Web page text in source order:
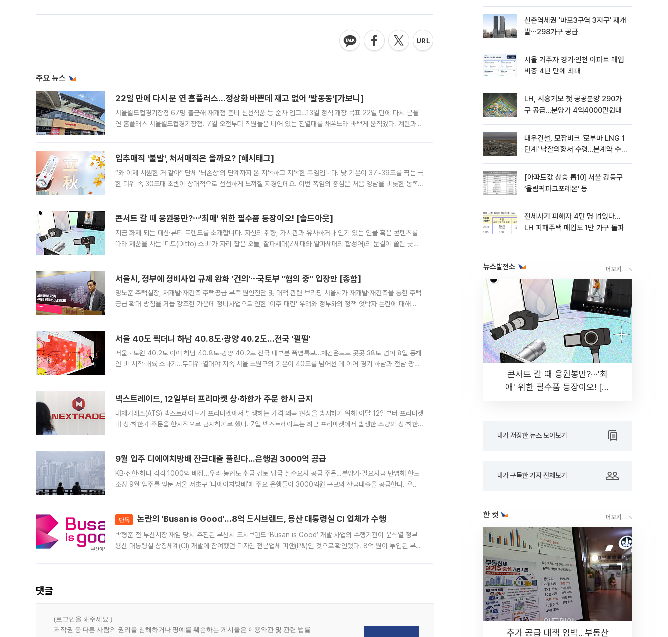
주요 뉴스
22일 만에 다시 문 연 홈플러스…정상화 바쁜데 재고 없어 ‘발동동’[가보니]
서울월드컵경기장점 67명 출근해 재개점 준비 신선식품 등 순차 입고…13일 정식 개장 목표 22일 만에 다시 문을
연 홈플러스 서울월드컵경기장점. 7일 오전부터 직원들은 비어 있는 진열대를 채우느라 바쁘게 움직였다. 계란과
입추매직 '불발', 처서매직은 올까요? [해시태그]
“와 이제 시원한 거 같아” 단체 ‘뇌손상’의 단계까지 온 지독하고 지독한 폭염입니다. 낮 기온이 37~39도를 찍는 극
한 더위 속 30도대 초반이 상대적으로 선선하게 느껴질 지경인데요. 이번 폭염의 중심은 처음 영남을 비롯한 동쪽
콘서트 갈 때 응원봉만?⋯'최애' 위한 필수품 등장이오! [솔드아웃]
지금 화제 되는 패션·뷰티 트렌드를 소개합니다. 자신의 취향, 가치관과 유사하거나 인기 있는 인물 혹은 콘텐츠를
따라 제품을 사는 '디토(Ditto) 소비'가 자리 잡은 오늘, 잘파세대(Z세대와 알파세대의 합성어)의 눈길이 쏠린 곳은
서울시, 정부에 정비사업 규제 완화 '건의'⋯국토부 "협의 중" 입장만 [종합]
명노준 주택실장, 재개발·재건축 주택공급 부족 원인진단 및 대책 관련 브리핑 서울시가 재개발·재건축을 통한 주택
공급 확대 방침을 거듭 강조한 가운데 정비사업으로 인한 '이주 대란' 우려와 정부와의 정책 엇박자 논란에 대해 정
서울 40도 찍더니 하남 40.8도·광양 40.2도…전국 '펄펄'
서울ㆍ노원 40.2도 이어 하남 40.8도·광양 40.2도 전국 대부분 폭염특보…체감온도도 곳곳 38도 넘어 8일 동해
안 비 시작·내륙 소나기…무더위·열대야 지속 서울 노원구의 기온이 40도를 넘어선 데 이어 경기 하남과 전남 광양
넥스트레이드, 12일부터 프리마켓 상·하한가 주문 한시 금지
대체거래소(ATS) 넥스트레이드가 프리마켓에서 발생하는 가격 왜곡 현상을 방지하기 위해 이달 12일부터 프리마켓
내 상·하한가 주문을 한시적으로 금지하기로 했다. 7일 넥스트레이드는 최근 프리마켓에서 발생한 소량의 상·하한
9월 입주 디에이치방배 잔금대출 풀린다…은행권 3000억 공급
KB·신한·하나 각각 1000억 배정…우리·농협도 취급 검토 당국 실수요자 공급 주문…분양가·필요자금 반영해 한도
조정 9월 입주를 앞둔 서울 서초구 ‘디에이치방배’에 주요 은행들이 3000억원 규모의 잔금대출을 공급한다. 우리
단독 논란의 'Busan is Good'…8억 도시브랜드, 용산 대통령실 CI 업체가 수행
박형준 전 부산시장 재임 당시 추진된 부산시 도시브랜드 ‘Busan is Good’ 개발 사업의 수행기관이 윤석열 정부
용산 대통령실 상징체계(CI) 개발에 참여했던 디자인 전문업체 피앤(P&)인 것으로 확인됐다. 8억 원이 투입된 부산
댓글
신촌역세권 '마포3구역 3지구' 재개
발⋯298가구 공급
서울 거주자 경기·인천 아파트 매입
비중 4년 만에 최대
LH, 시흥거모 첫 공공분양 290가
구 공급…분양가 4억4000만원대
대우건설, 모잠비크 '로부마 LNG 1
단계' 낙찰의향서 수령…본계약 수
[아파트값 상승 톱10] 서울 강동구
‘올림픽파크포레온’ 등
전세사기 피해자 4만 명 넘었다…
LH 피해주택 매입도 1만 가구 돌파
뉴스발전소
콘서트 갈 때 응원봉만?⋯'최
애' 위한 필수품 등장이오! [솔
내가 저장한 뉴스 모아보기
내가 구독한 기자 전체보기
한 컷
추가 공급 대책 임박…부동산